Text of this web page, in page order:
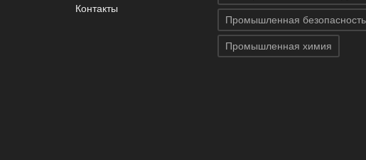
Контакты
Промышленная безопасность
Промышленная химия